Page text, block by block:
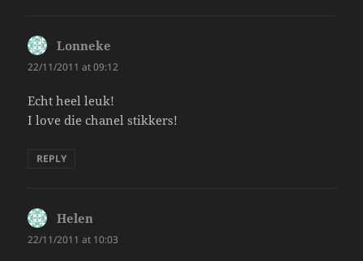
Lonneke
22/11/2011 at 09:12
Echt heel leuk!
I love die chanel stikkers!
REPLY
Helen
22/11/2011 at 10:03